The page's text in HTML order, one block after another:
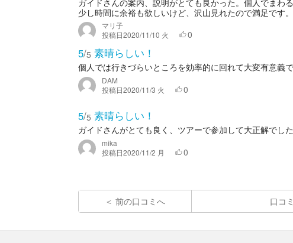
ガイドさんの案内、説明がとても良かった。個人でまわ
少し時間に余裕も欲しいけど、沢山見れたので満足です。
マリ子
投稿日2020/11/10 火 0
5/5 素晴らしい！
個人では行きづらいところを効率的に回れて大変有意義で
DAM
投稿日2020/11/3 火 0
5/5 素晴らしい！
ガイドさんがとても良く、ツアーで参加して大正解でした
mika
投稿日2020/11/2 月 0
前の口コミへ 口コ